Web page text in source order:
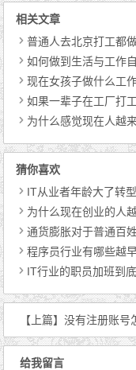
相关文章
普通人去北京打工都
如何做到生活与工作
现在女孩子做什么工
如果一辈子在工厂打
为什么感觉现在人越
猜你喜欢
IT从业者年龄大了转
为什么现在创业的人
通货膨胀对于普通百
程序员行业有哪些越
IT行业的职员加班到
【上篇】没有注册账号
给我留言